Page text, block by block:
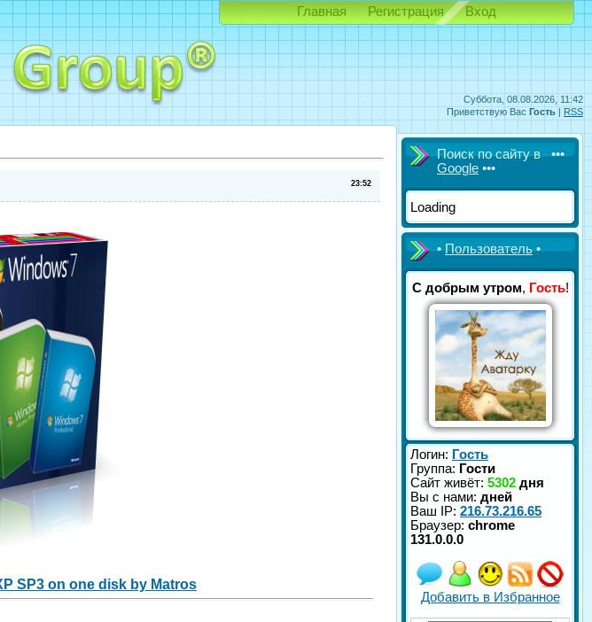
Суббота, 08.08.2026, 11:42
Приветствую Вас Гость | RSS
Главная Регистрация Вход
23:52
SP3 on one disk by Matros
Поиск по сайту в •••
Google •••
Loading
•Пользователь•
С добрым утром, Гость!
Логин: Гость
Группа: Гости
Сайт живёт: 5302 дня
Вы с нами: дней
Ваш IP: 216.73.216.65
Браузер: chrome
131.0.0.0
Добавить в Избранное